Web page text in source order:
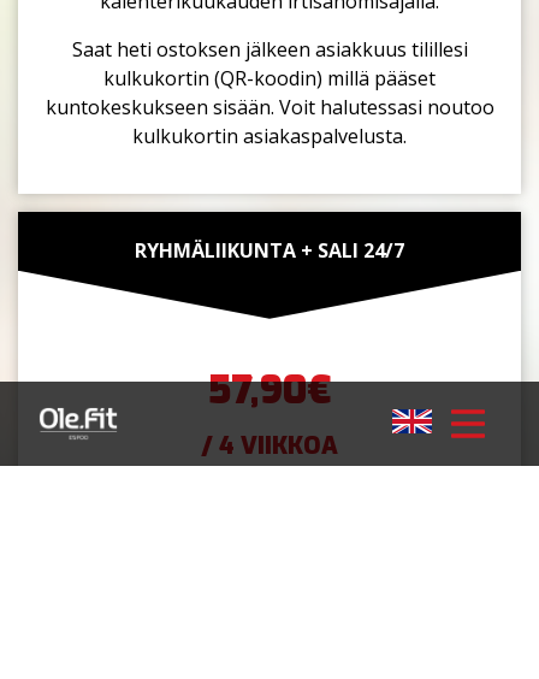
Saat heti ostoksen jälkeen asiakkuus tilillesi
kulkukortin (QR-koodin) millä pääset
kuntokeskukseen sisään. Voit halutessasi noutoo
kulkukortin asiakaspalvelusta.
RYHMÄLIIKUNTA + SALI 24/7
57,90€
/ 4 VIIKKOA